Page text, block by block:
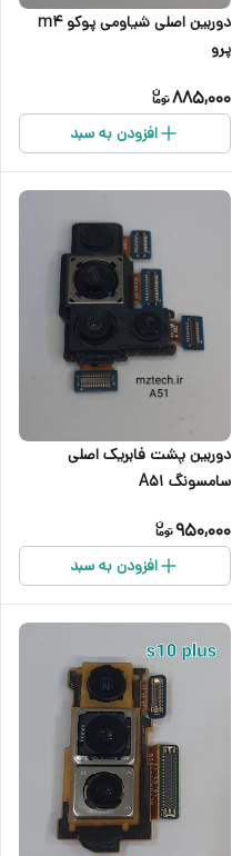
دوربین اصلی شیاومی پوکو m4
پرو
885,000
افزودن به سبد
دوربین پشت فابریک اصلی
سامسونگ A51
950,000
افزودن به سبد